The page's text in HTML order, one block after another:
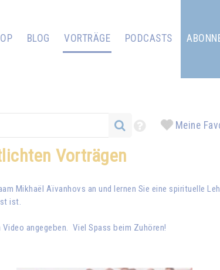
BLOG VORTRÄGE PODCASTS
Meine
Vorträgen
Mikhaël Aïvanhovs an und lernen Sie eine spirituelle
ist.
angegeben. Viel Spass beim Zuhören!